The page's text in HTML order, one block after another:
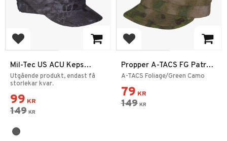
Lägg till i favoriter
Mil-Tec US ACU Keps
Mandra Night
Utgående produkt, endast få
storlekar kvar.
99 KR
149 KR
Lägg till i favoriter
Propper A-TACS FG Patrol
Keps
A-TACS Foliage/Green Camo
79 KR
149 KR